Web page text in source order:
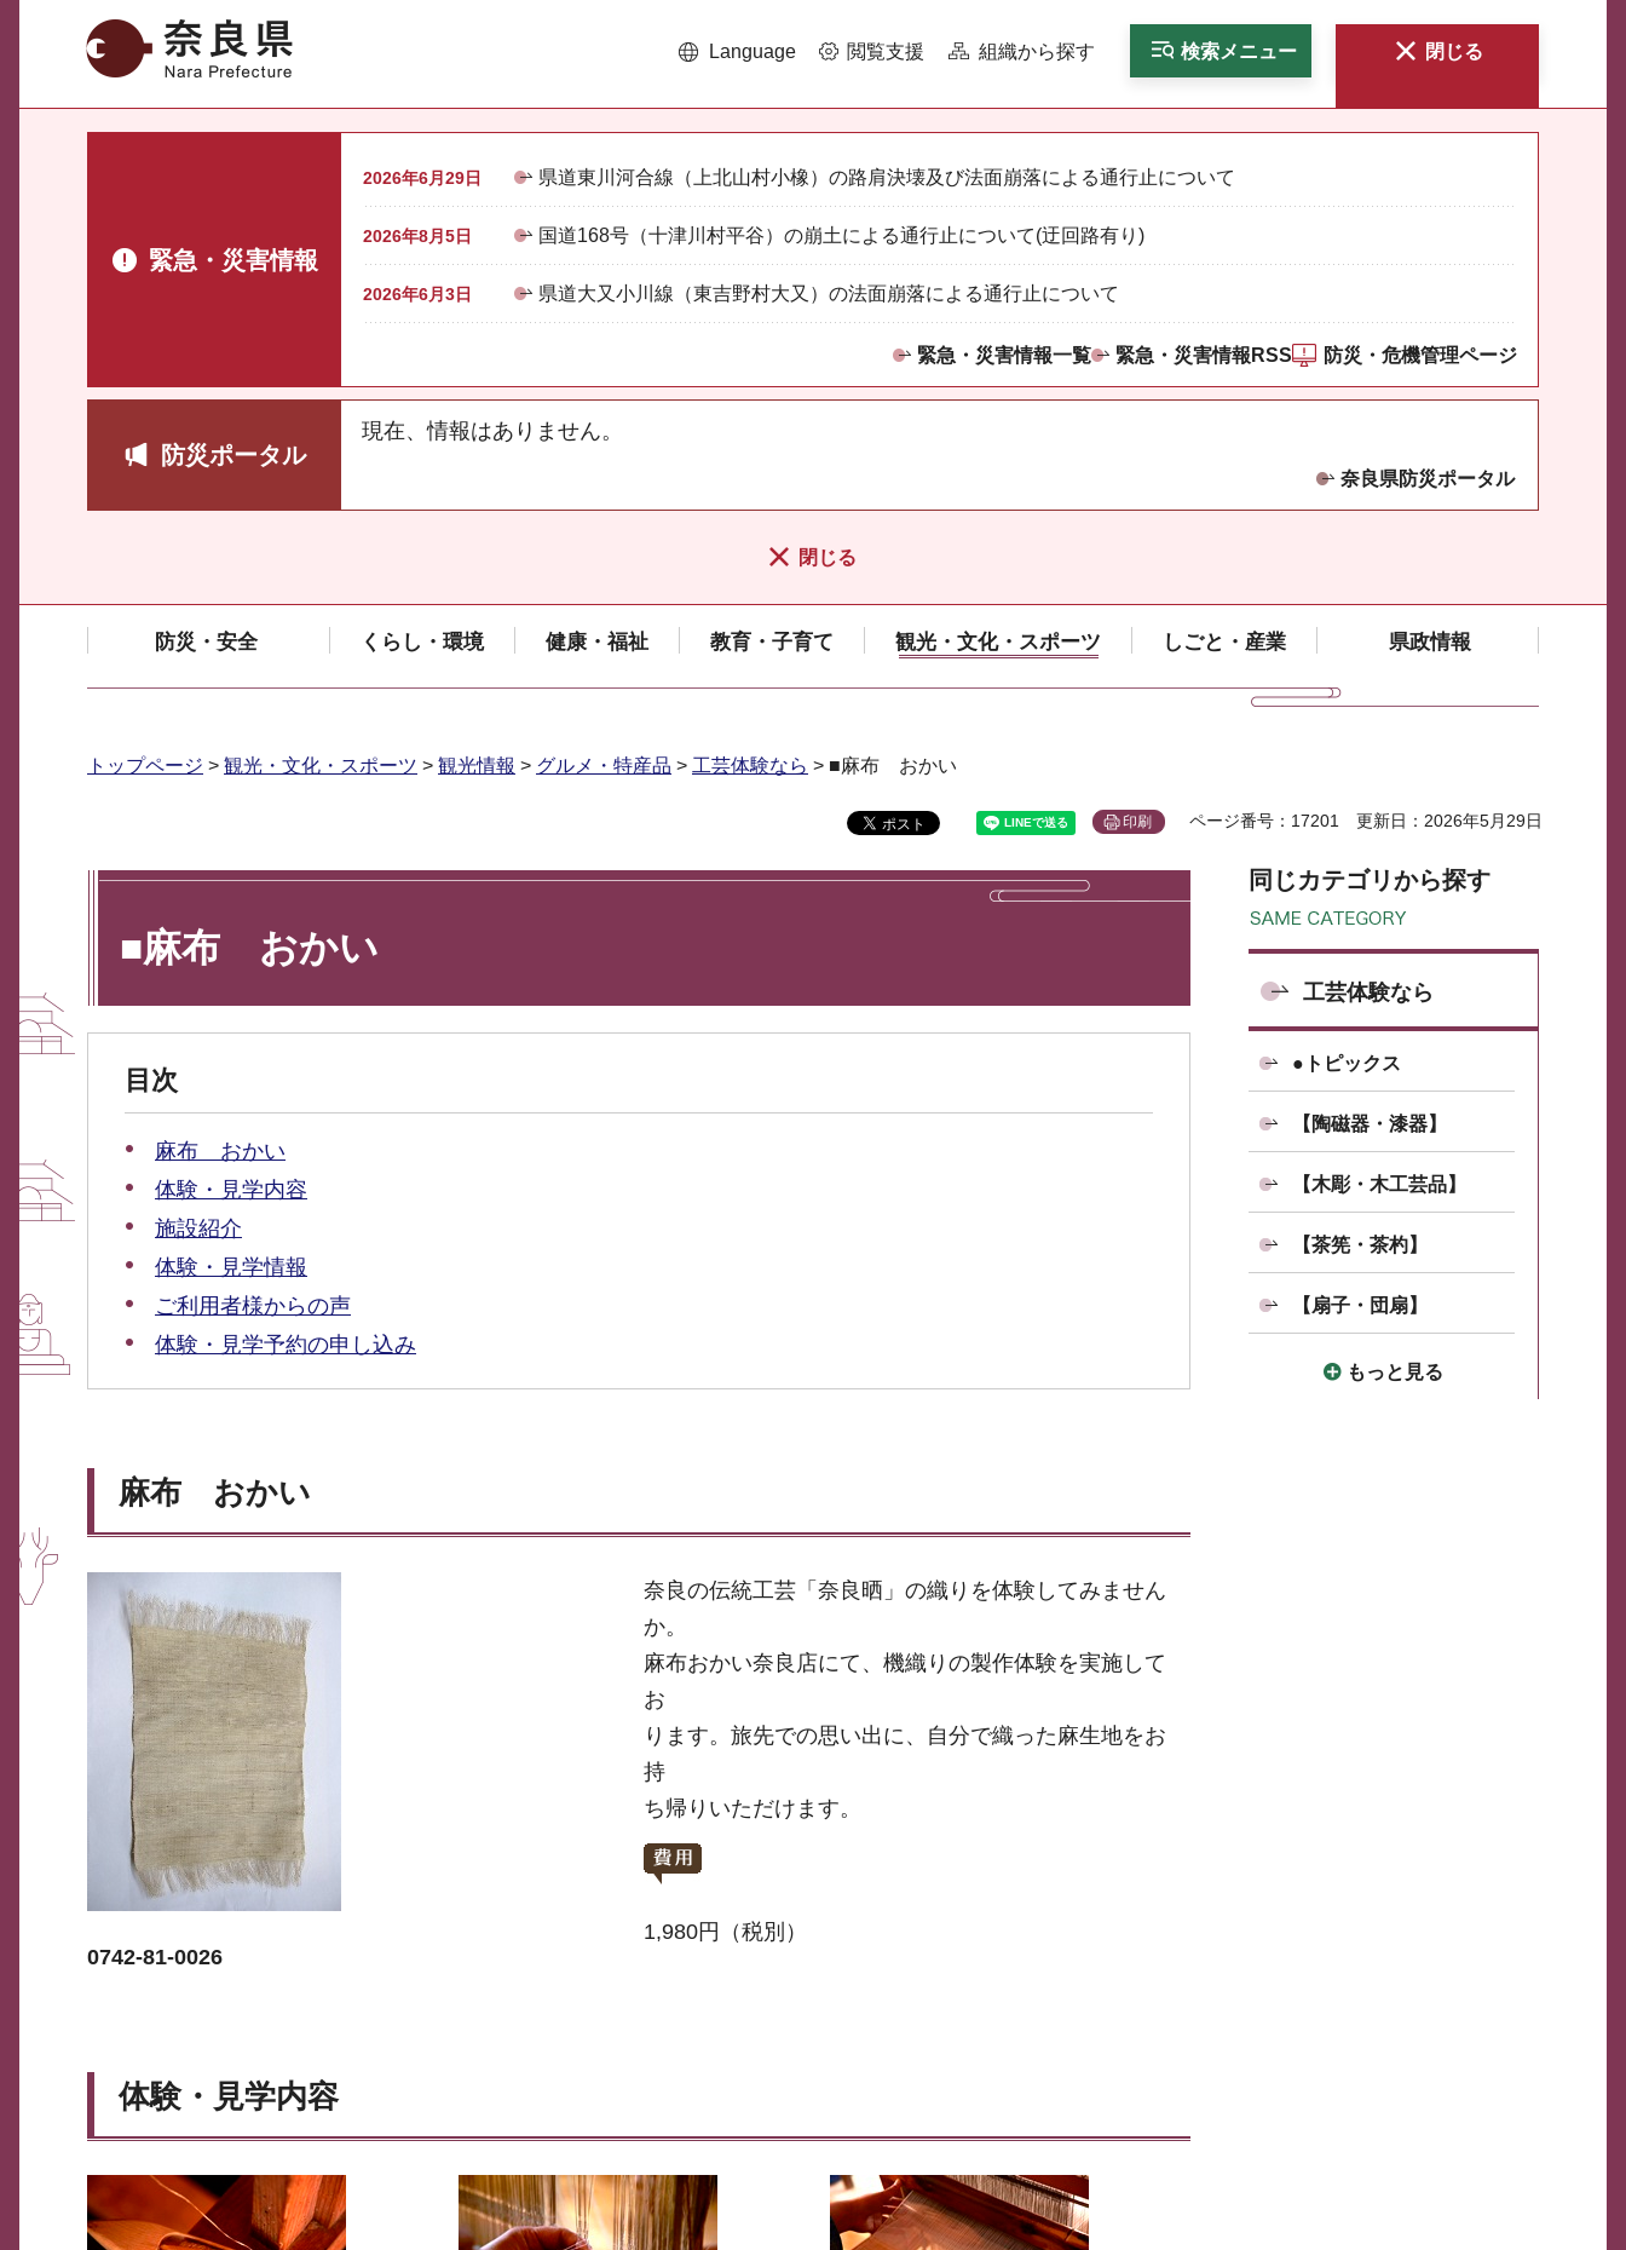
奈良県 Language 閲覧支援 組織から探す 検索メニュー 閉じる
緊急・災害情報
2026年6月29日 県道東川河合線（上北山村小橡）の路肩決壊及び法面崩落による通行止について
2026年8月5日 国道168号（十津川村平谷）の崩土による通行止について(迂回路有り)
2026年6月3日 県道大又小川線（東吉野村大又）の法面崩落による通行止について
緊急・災害情報一覧 緊急・災害情報RSS 防災・危機管理ページ
防災ポータル
現在、情報はありません。
奈良県防災ポータル
閉じる
防災・安全 くらし・環境 健康・福祉 教育・子育て 観光・文化・スポーツ しごと・産業 県政情報
トップページ > 観光・文化・スポーツ > 観光情報 > グルメ・特産品 > 工芸体験なら > ■麻布 おかい
印刷 ページ番号：17201 更新日：2026年5月29日
■麻布 おかい
目次
麻布 おかい
体験・見学内容
施設紹介
体験・見学情報
ご利用者様からの声
体験・見学予約の申し込み
麻布 おかい
0742-81-0026
奈良の伝統工芸「奈良晒」の織りを体験してみません
か。
麻布おかい奈良店にて、機織りの製作体験を実施して
お
ります。旅先での思い出に、自分で織った麻生地をお
持
ち帰りいただけます。
1,980円（税別）
体験・見学内容
同じカテゴリから探す
工芸体験なら
●トピックス
【陶磁器・漆器】
【木彫・木工芸品】
【茶筅・茶杓】
【扇子・団扇】
もっと見る